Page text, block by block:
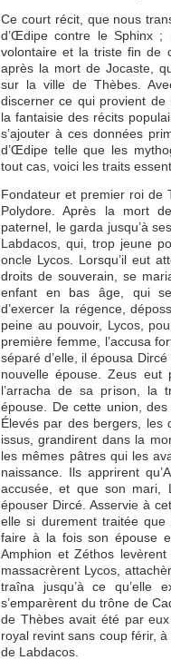
Ce court récit, que nous
d’Œdipe contre le Sphinx ;
volontaire et la triste fin de
après la mort de Jocaste,
sur la ville de Thèbes.
discerner ce qui provient de
la fantaisie des récits
s’ajouter à ces données
d’Œdipe telle que les
tout cas, voici les traits
Fondateur et premier roi de
Polydore. Après la mort
paternel, le garda jusqu’à
Labdacos, qui, trop jeune
oncle Lycos. Lorsqu’il eut
droits de souverain, se
enfant en bas âge, qui
d’exercer la régence,
peine au pouvoir, Lycos,
première femme, l’accusa
séparé d’elle, il épousa
nouvelle épouse. Zeus eut
l’arracha de sa prison, la
épouse. De cette union,
Élevés par des bergers, les
issus, grandirent dans la
les mêmes pâtres qui les
naissance. Ils apprirent
accusée, et que son mari,
épouser Dircé. Asservie à
elle si durement traitée
faire à la fois son épouse
Amphion et Zéthos
massacrèrent Lycos,
traîna jusqu’à ce qu’elle
s’emparèrent du trône de
de Thèbes avait été par
royal revint sans coup férir,
de Labdacos.